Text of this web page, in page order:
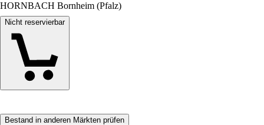
HORNBACH Bornheim (Pfalz)
Nicht reservierbar
Bestand in anderen Märkten prüfen